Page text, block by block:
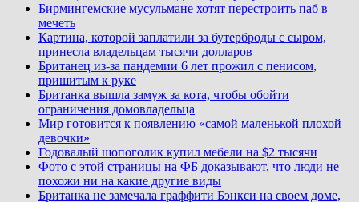
Бирмингемские мусульмане хотят перестроить паб в
мечеть
Картина, которой заплатили за бутерброды с сыром,
принесла владельцам тысячи долларов
Британец из-за пандемии 6 лет прожил с пенисом,
пришитым к руке
Британка вышла замуж за кота, чтобы обойти
ограничения домовладельца
Мир готовится к появлению «самой маленькой плохой
девочки»
Годовалый шопоголик купил мебели на $2 тысячи
Фото с этой страницы на ФБ доказывают, что люди не
похожи ни на какие другие виды
Британка не замечала граффити Бэнкси на своем доме,